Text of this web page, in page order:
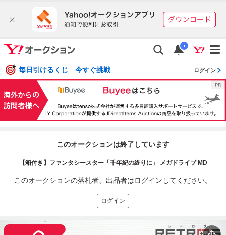
i
毎日引けるくじ 今すぐ挑戦 ログイン
このオークションは終了しています
【箱付き】ファンタシースター「千年紀の終りに」 メガドライブ MD
このオークションの落札者、出品者はログインしてください。
ログイン